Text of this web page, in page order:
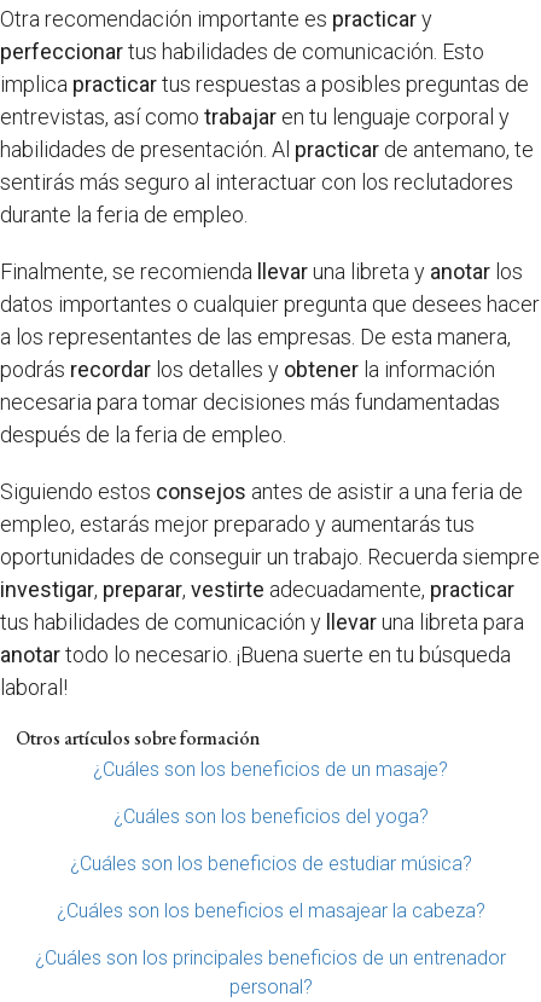
Otra recomendación importante es practicary
perfeccionartus habilidades de comunicación. Esto
implica practicartus respuestas a posibles preguntas de
entrevistas, así como trabajar en tu lenguaje corporal y
habilidades de presentación. Al practicar de antemano, te
sentirás más seguro al interactuar con los reclutadores
durante la feria de empleo.
Finalmente, se recomienda llevaruna libreta y anotar los
datos importantes o cualquier pregunta que desees hacer
a los representantes de las empresas. De esta manera,
podrás recordar los detalles y obtener la información
necesaria para tomar decisiones más fundamentadas
después de la feria de empleo.
Siguiendo estos consejos antes de asistir a una feria de
empleo, estarás mejor preparado y aumentarás tus
oportunidades de conseguir un trabajo. Recuerda siempre
investigar, preparar, vestirte adecuadamente, practicar
tus habilidades de comunicación y llevaruna libreta para
anotartodo lo necesario. ¡Buena suerte en tu búsqueda
laboral!
Otros artículos sobre formación
¿Cuáles son los beneficios de un masaje?
¿Cuáles son los beneficios del yoga?
¿Cuáles son los beneficios de estudiar música?
¿Cuáles son los beneficios el masajear la cabeza?
¿Cuáles son los principales beneficios de un entrenador
personal?